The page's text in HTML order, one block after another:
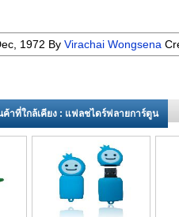
1972 By Virachai Wongsena
ค้าที่ใกล้เคียง : แฟลชไดร์ฟลายการ์ตูน